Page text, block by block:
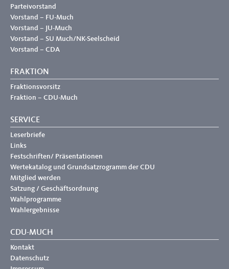
Parteivorstand
Vorstand – FU-Much
Vorstand – JU-Much
Vorstand – SU Much/NK-Seelscheid
Vorstand – CDA
FRAKTION
Fraktionsvorsitz
Fraktion – CDU-Much
SERVICE
Leserbriefe
Links
Festschriften/ Präsentationen
Wertekatalog und Grundsatzrogramm der CDU
Mitglied werden
Satzung / Geschäftsordnung
Wahlprogramme
Wahlergebnisse
CDU-MUCH
Kontakt
Datenschutz